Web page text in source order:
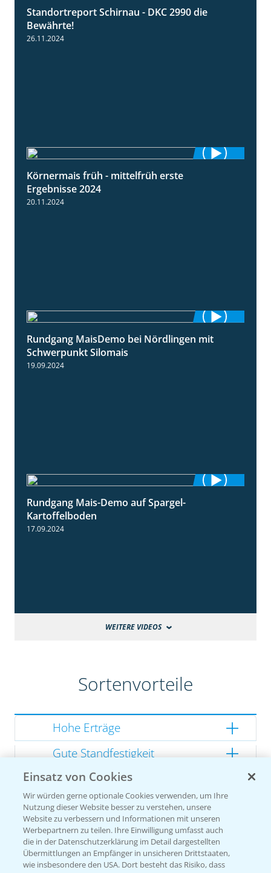
2:14
Standortreport Schirnau - DKC 2990 die
Bewährte!
26.11.2024
Körnermais früh - mittelfrüh erste
Ergebnisse 2024
20.11.2024
10:51
Rundgang MaisDemo bei Nördlingen mit
Schwerpunkt Silomais
19.09.2024
Rundgang Mais-Demo auf Spargel-
Kartoffelboden
17.09.2024
WEITERE VIDEOS
Sortenvorteile
Hohe Erträge
Gute Standfestigkeit
Gutes Dry Down
Gesunde Kolben
Sorteneinstufung nach
Einsatz von Cookies
Wir würden gerne optionale Cookies verwenden, um Ihre
Nutzung dieser Website besser zu verstehen, unsere
Website zu verbessern und Informationen mit unseren
Werbepartnern zu teilen. Ihre Einwilligung umfasst auch
die in der Datenschutzerklärung im Detail dargestellten
Übermittlungen an Empfänger in unsicheren Drittstaaten,
wie insbesondere den USA. Dort besteht das Risiko, dass